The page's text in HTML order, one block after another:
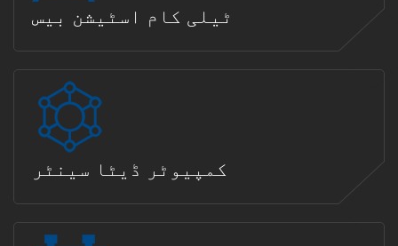
ٹیلی کام اسٹیشن بیس
کمپیوٹر ڈیٹا سینٹر